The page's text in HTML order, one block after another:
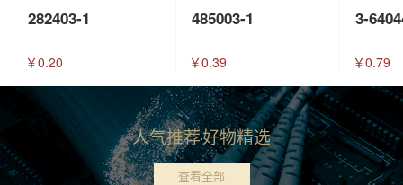
282403-1
￥0.20
485003-1
￥0.39
3-
￥0.79
人气推荐好物精选
查看全部